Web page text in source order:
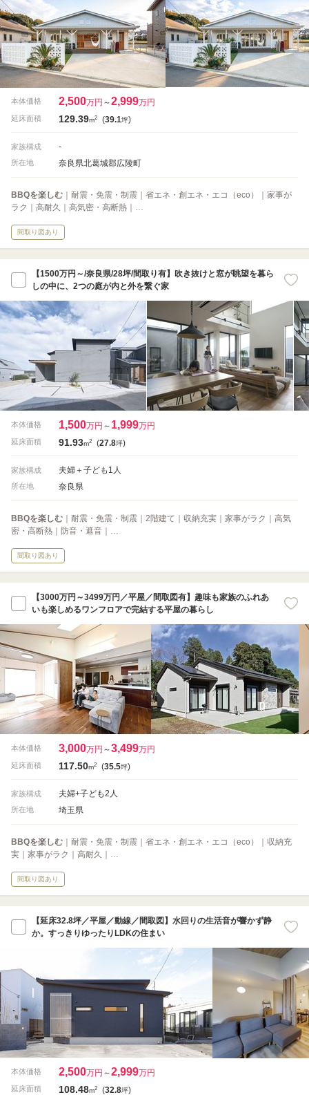
本体価格 2,500万円 ～2,999万円
延床面積 129.39m2 (39.1坪)
家族構成 -
所在地 奈良県北葛城郡広陵町
BBQを楽しむ ｜耐震・免震・制震｜省エネ・創エネ・エコ（eco）｜家事が
ラク｜高耐久｜高気密・高断熱｜…
間取り図あり
【1500万円～/奈良県/28坪/間取り有】吹き抜けと窓が眺望を暮ら
しの中に、2つの庭が内と外を繋ぐ家
本体価格 1,500万円 ～ 1,999万円
延床面積 91.93m2 (27.8坪)
家族構成 夫婦＋子ども1人
所在地 奈良県
BBQを楽しむ ｜耐震・免震・制震｜2階建て｜収納充実｜家事がラク｜高気
密・高断熱｜防音・遮音｜…
間取り図あり
【3000万円～3499万円／平屋／間取図有】趣味も家族のふれあ
いも楽しめるワンフロアで完結する平屋の暮らし
本体価格 3,000万円 ～3,499万円
延床面積 117.50m2 (35.5坪)
家族構成 夫婦+子ども2人
所在地 埼玉県
BBQを楽しむ ｜耐震・免震・制震｜省エネ・創エネ・エコ（eco）｜収納充
実｜家事がラク｜高耐久｜…
間取り図あり
【延床32.8坪／平屋／動線／間取図】水回りの生活音が響かず静
か。すっきりゆったりLDKの住まい
本体価格 2,500万円 ～2,999万円
延床面積 108.48m2 (32.8坪)